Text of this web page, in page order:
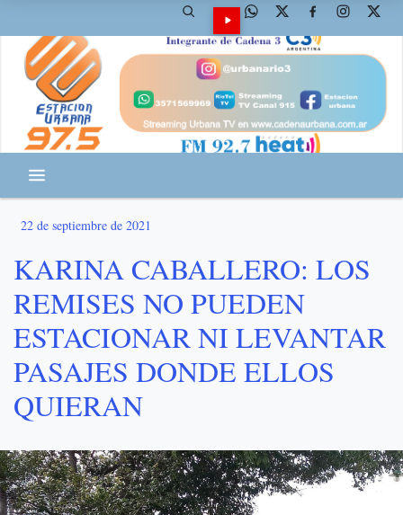
22 de septiembre de 2021
KARINA CABALLERO: LOS
REMISES NO PUEDEN
ESTACIONAR NI LEVANTAR
PASAJES DONDE ELLOS
QUIERAN